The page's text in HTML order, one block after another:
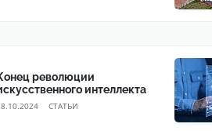
революции
интеллекта
CТАТЬИ